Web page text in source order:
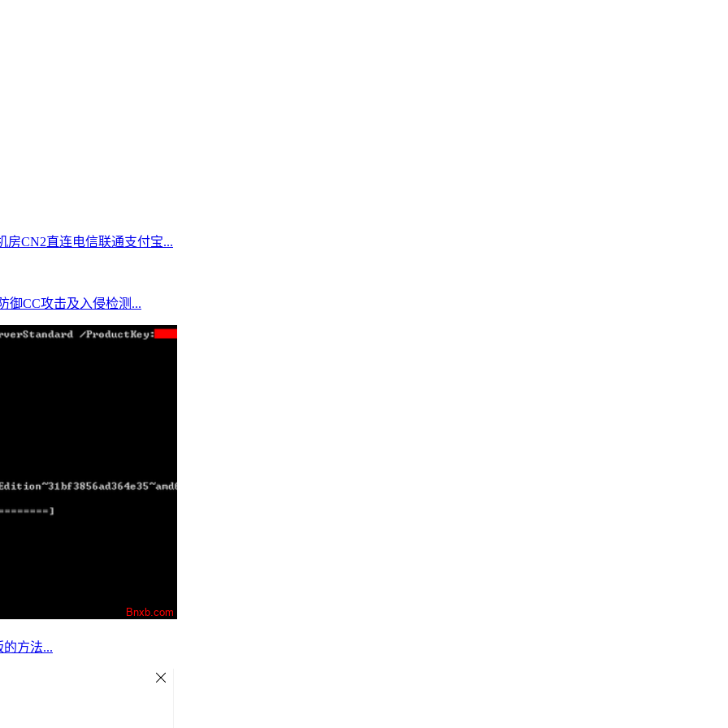
房CN2直连电信联通支付宝...
御CC攻击及入侵检测...
的方法...